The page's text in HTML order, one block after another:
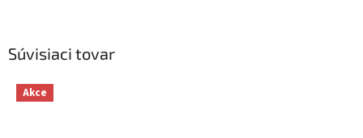
Súvisiaci tovar
Akce